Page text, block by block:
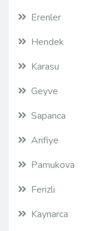
Erenler
Hendek
Karasu
Geyve
Sapanca
Arifiye
Pamukova
Ferizli
Kaynarca